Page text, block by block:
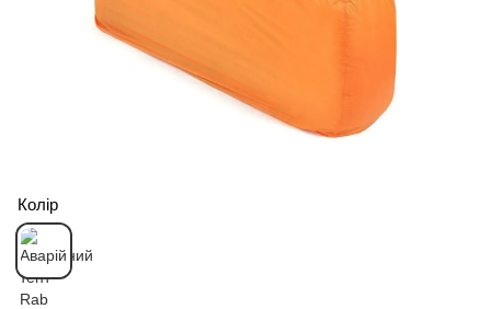
Колір